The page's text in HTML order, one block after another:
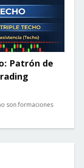
Patrón de
son formaciones